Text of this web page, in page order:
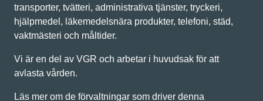
transporter, tvätteri, administrativa tjänster, tryckeri,
hjälpmedel, läkemedelsnära produkter, telefoni, städ,
vaktmästeri och måltider.
Vi är en del av VGR och arbetar i huvudsak för att
avlasta vården.
Läs mer om de förvaltningar som driver denna